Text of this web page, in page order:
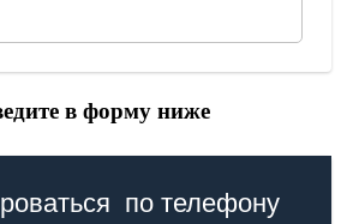
в форму ниже